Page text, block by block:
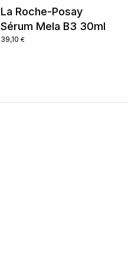
La Roche-Posay
Sérum Mela B3 30ml
39,10 €